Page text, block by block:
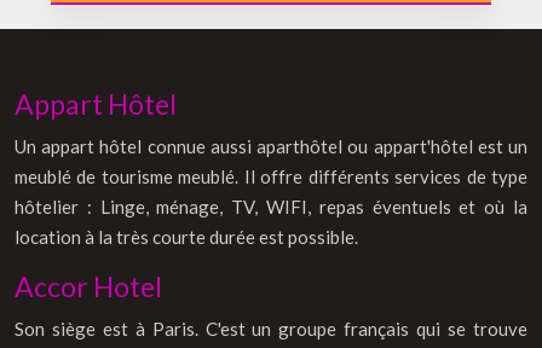
Appart Hôtel
Un appart hôtel connue aussi aparthôtel ou appart'hôtel est un
meublé de tourisme meublé. Il offre différents services de type
hôtelier : Linge, ménage, TV, WIFI, repas éventuels et où la
location à la très courte durée est possible.
Accor Hotel
Son siège est à Paris. C'est un groupe français qui se trouve